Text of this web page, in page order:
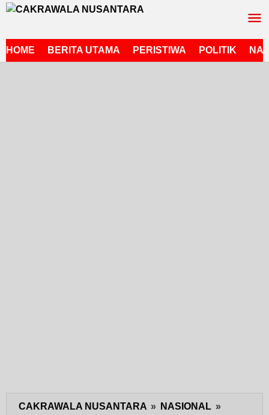
Lewati
HOME
BERITA UTAMA PERISTIWA POLITIK
CAKRAWALA NUSANTARA » NASIONAL »